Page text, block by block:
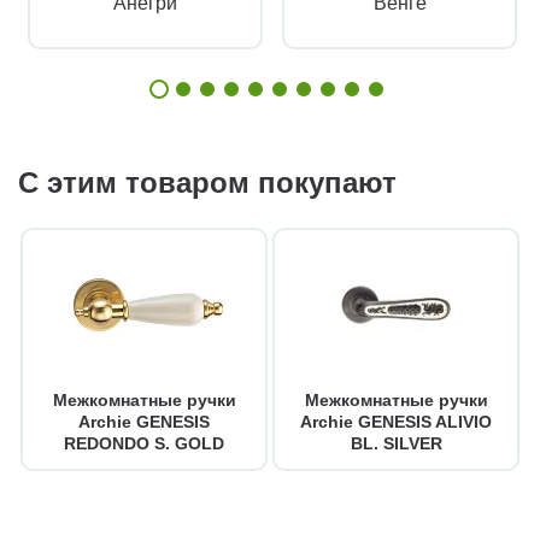
С этим товаром покупают
Межкомнатные ручки
Archie GENESIS
REDONDO S. GOLD
Межкомнатные ручки
Archie GENESIS ALIVIO
BL. SILVER